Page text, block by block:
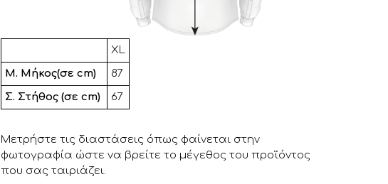
XL
Μ. Μήκος(σε cm)
87
Σ. Στήθος (σε cm)
67
Μετρήστε τις διαστάσεις όπως φαίνεται στην
φωτογραφία ώστε να βρείτε το μέγεθος του προϊόντος
που σας ταιριάζει.